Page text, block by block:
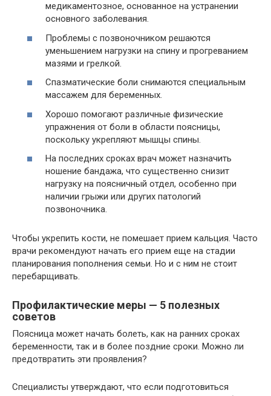
медикаментозное, основанное на устранении
основного заболевания.
Проблемы с позвоночником решаются
уменьшением нагрузки на спину и прогреванием
мазями и грелкой.
Спазматические боли снимаются специальным
массажем для беременных.
Хорошо помогают различные физические
упражнения от боли в области поясницы,
поскольку укрепляют мышцы спины.
На последних сроках врач может назначить
ношение бандажа, что существенно снизит
нагрузку на поясничный отдел, особенно при
наличии грыжи или других патологий
позвоночника.
Чтобы укрепить кости, не помешает прием кальция. Часто
врачи рекомендуют начать его прием еще на стадии
планирования пополнения семьи. Но и с ним не стоит
перебарщивать.
Профилактические меры — 5 полезных
советов
Поясница может начать болеть, как на ранних сроках
беременности, так и в более поздние сроки. Можно ли
предотвратить эти проявления?
Специалисты утверждают, что если подготовиться